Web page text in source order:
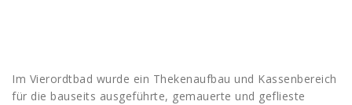
Im Vierordtbad wurde ein Thekenaufbau und Kassenbereich
für die bauseits ausgeführte, gemauerte und geflieste